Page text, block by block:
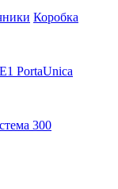
Коробка
PortaUnica
300